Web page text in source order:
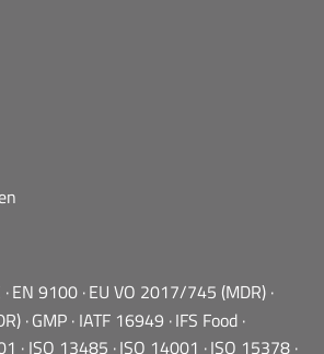
EN 9100 EU VO 2017/745 (MDR)
GMP IATF 16949 IFS Food
ISO 13485 ISO 14001 ISO 15378